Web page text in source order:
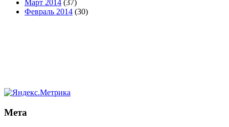
Март 2014 (37)
Февраль 2014 (30)
Мета